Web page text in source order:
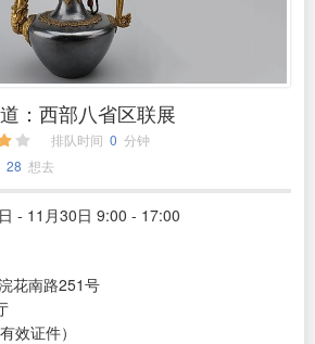
：西部八省区联展
排队时间 0 分钟
28 想去
- 11月30日 9:00 - 17:00
花南路251号
效证件）